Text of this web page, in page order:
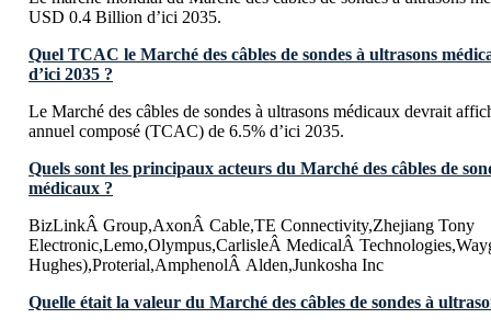
USD 0.4 Billion d’ici 2035.
Quel TCAC le Marché des câbles de sondes à ultrasons
d’ici 2035 ?
Le Marché des câbles de sondes à ultrasons médicaux devrait
annuel composé (TCAC) de 6.5% d’ici 2035.
Quels sont les principaux acteurs du Marché des câbles de
médicaux ?
BizLinkÂ Group,AxonÂ Cable,TE Connectivity,Zhejiang Tony
Electronic,Lemo,Olympus,CarlisleÂ MedicalÂ
Hughes),Proterial,AmphenolÂ Alden,Junkosha Inc
Quelle était la valeur du Marché des câbles de sondes à